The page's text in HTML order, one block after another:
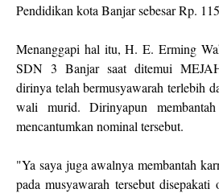
Pendidikan kota Banjar sebesar Rp.
Menanggapi hal itu, H. E. Erming
SDN 3 Banjar saat ditemui
dirinya telah bermusyawarah terlebih
wali murid. Dirinyapun
mencantumkan nominal tersebut.
"Ya saya juga awalnya membantah
pada musyawarah tersebut